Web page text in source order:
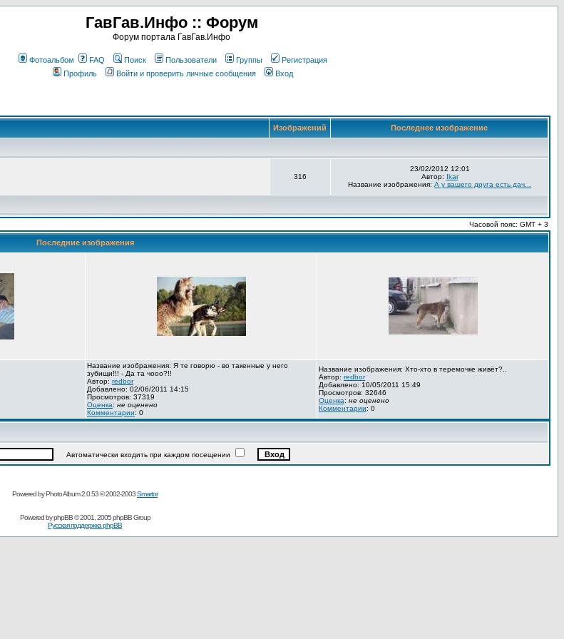
ГавГав.Инфо :: Форум
Форум портала ГавГав.Инфо
Фотоальбом FAQ Поиск Пользователи Группы
Регистрация
Профиль
Войти и проверить личные сообщения Вход
Изображений Последнее изображение
316
23/02/2012 12:01
Автор: Ikar
Название изображения: А у вашего друга есть дач...
Часовой пояс: GMT + 3
Последние изображения
Название изображения: Я те говорю - во такенные у него
зубищи!!! - Да та чооо?!!
Автор: redbor
Добавлено: 02/06/2011 14:15
Просмотров: 37319
Оценка: не оценено
Комментарии: 0
Название изображения: Хто-хто в теремочке живёт?..
Автор: redbor
Добавлено: 10/05/2011 15:49
Просмотров: 32646
Оценка: не оценено
Комментарии: 0
Автоматически входить при каждом посещении
Powered by Photo Album 2.0.53 © 2002-2003Smartor
Powered byphpBB© 2001, 2005 phpBB Group
Русская поддержка phpBB